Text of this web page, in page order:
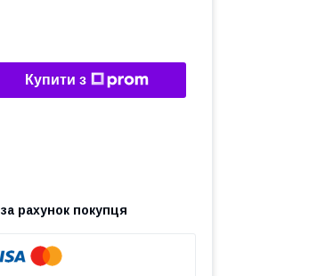
Купити з
за рахунок покупця